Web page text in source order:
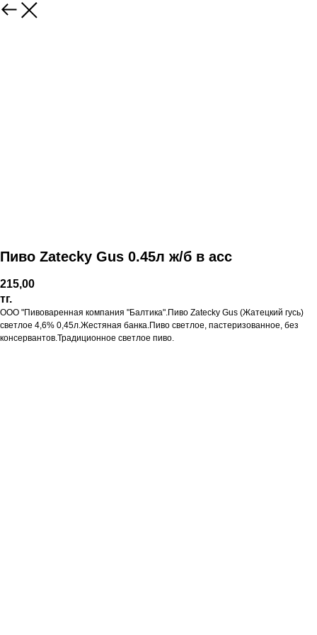
Пиво Zatecky Gus 0.45л ж/б в асс
215,00
тг.
ООО "Пивоваренная компания "Балтика".Пиво Zatecky Gus (Жатецкий гусь)
светлое 4,6% 0,45л.Жестяная банка.Пиво светлое, пастеризованное, без
консервантов.Традиционное светлое пиво.